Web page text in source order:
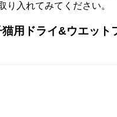
り入れてみてください。
用ドライ&ウエット